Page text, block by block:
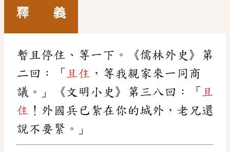
釋 義
暫且停住、等一下。《儒林外史》第
二回：「 且住 ，等我親家來一同商
議。」《文明小史》第三八回：「 且
住 ！外國兵已紮在你的城外，老兄還
說不要緊。」